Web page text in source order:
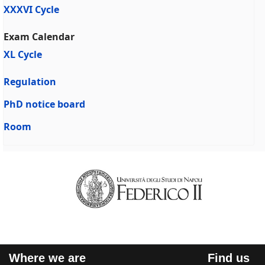
XXXVI Cycle
Exam Calendar
XL Cycle
Regulation
PhD notice board
Room
Where we are Find us